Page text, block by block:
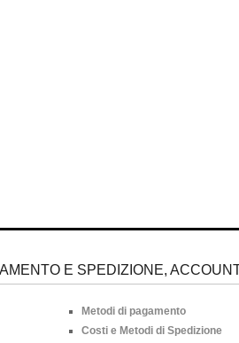
E SPEDIZIONE,
Metodi di pagamento
Costi e Metodi di Spedizione